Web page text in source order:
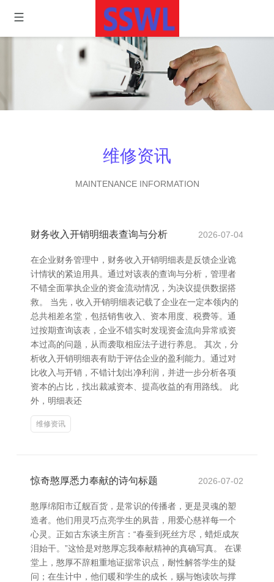
维修资讯
MAINTENANCE INFORMATION
财务收入开销明细表查询与分析 2026-07-04
在企业财务管理中，财务收入开销明细表是反馈企业诡
计情状的紧迫用具。通过对该表的查询与分析，管理者
不错全面掌执企业的资金流动情况，为决议提供数据搭
救。 当先，收入开销明细表记载了企业在一定本领内的
总共相差名堂，包括销售收入、资本用度、税费等。通
过按期查询该表，企业不错实时发现资金流向异常或资
本过高的问题，从而袭取相应法子进行养息。 其次，分
析收入开销明细表有助于评估企业的盈利能力。通过对
比收入与开销，不错计划出净利润，并进一步分析各项
资本的占比，找出裁减资本、提高收益的有用路线。 此
外，明细表还
维修资讯
惊奇憨厚悉力奉献的诗句标题 2026-07-02
憨厚绵阳市辽舰百货，是常识的传播者，更是灵魂的塑
造者。他们用灵巧点亮学生的夙昔，用爱心慈祥每一个
心灵。正如古东谈主所言：“春蚕到死丝方尽，蜡炬成灰
泪始干。”这恰是对憨厚忘我奉献精神的真确写真。 在课
堂上，憨厚不辞粗重地证据常识点，耐性解答学生的疑
问；在生计中，他们暖和学生的成长，赐与饱读吹与撑